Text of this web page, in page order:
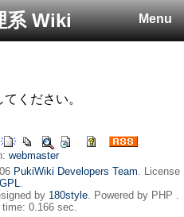
Menu
系 Wiki
ください。
webmaster
PukiWiki Developers Team. License
GPL.
by 180style. Powered by PHP .
time: 0.166 sec.